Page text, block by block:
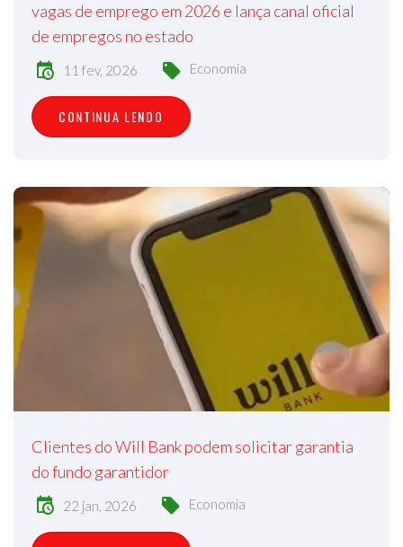
vagas de emprego em 2026 e lança canal oficial
de empregos no estado
11 fev, 2026 Economia
CONTINUA LENDO
Clientes do Will Bank podem solicitar garantia
do fundo garantidor
22 jan, 2026 Economia